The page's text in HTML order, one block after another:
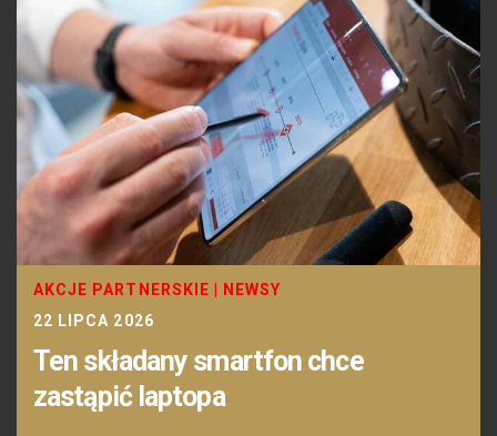
AKCJE PARTNERSKIE
NEWSY
22 LIPCA 2026
Ten składany smartfon chce
zastąpić laptopa